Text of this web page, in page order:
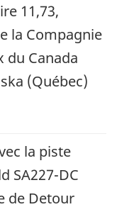
11,73,
la Compagnie
du Canada
(Québec)
la piste
SA227-DC
de Detour